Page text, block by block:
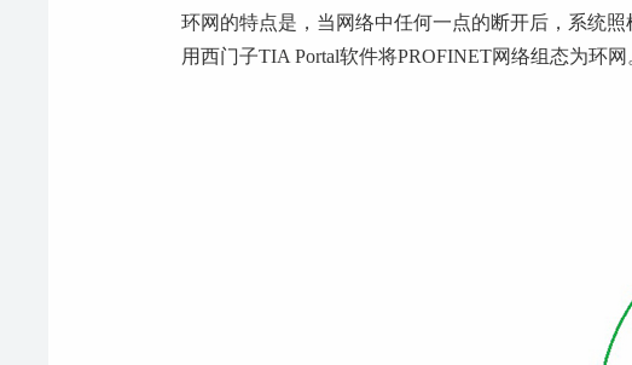
环网的特点是，当网络中任何一点的断开后，系统
用西门子TIA Portal软件将PROFINET网络组态为环网